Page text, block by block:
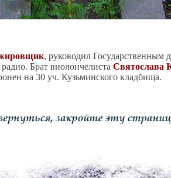
, руководил Государственным
Брат виолончелиста Святослава
на 30 уч. Кузьминского кладбища.